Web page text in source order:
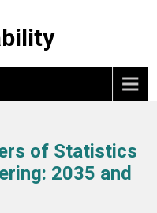
of Statistics
2035 and